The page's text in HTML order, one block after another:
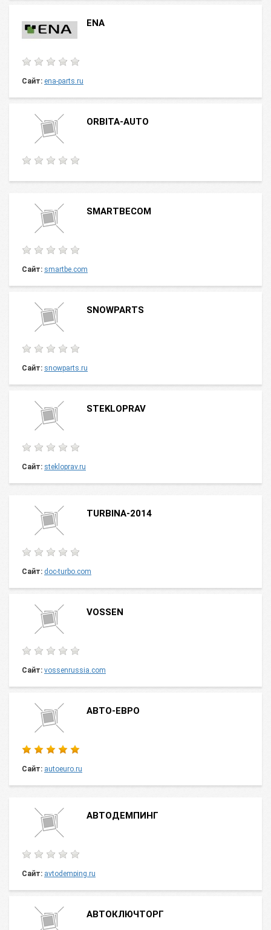
ENA
Сайт: ena-parts.ru
ORBITA-AUTO
SMARTBECOM
Сайт: smartbe.com
SNOWPARTS
Сайт: snowparts.ru
STEKLOPRAV
Сайт: stekloprav.ru
TURBINA-2014
Сайт: doc-turbo.com
VOSSEN
Сайт: vossenrussia.com
АВТО-ЕВРО
Сайт: autoeuro.ru
АВТОДЕМПИНГ
Сайт: avtodemping.ru
АВТОКЛЮЧТОРГ